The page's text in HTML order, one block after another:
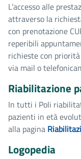
L’accesso alle
attraverso la
con prenotazione
reperibili
richieste con
via mail o
Riabilitazione
In tutti i Poli
pazienti in età
alla pagina
Logopedia